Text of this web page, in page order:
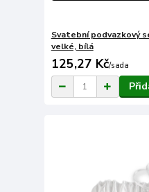
Svatební podvazkový
velké, bílá
125,27 Kč/sada